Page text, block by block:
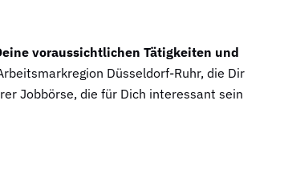
voraussichtlichen Tätigkeiten und
Düsseldorf-Ruhr, die Dir
Jobbörse, die für Dich interessant sein